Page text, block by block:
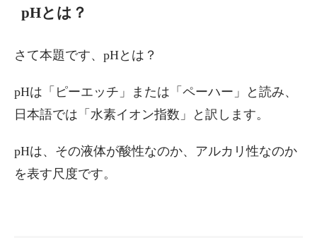
pHとは？
さて本題です、pHとは？
pHは「ピーエッチ」または「ペーハー」と読み、
日本語では「水素イオン指数」と訳します。
pHは、その液体が酸性なのか、アルカリ性なのか
を表す尺度です。